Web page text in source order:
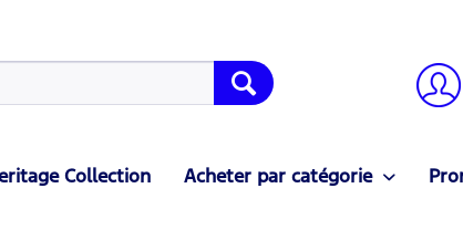
Collection Acheter par catégorie